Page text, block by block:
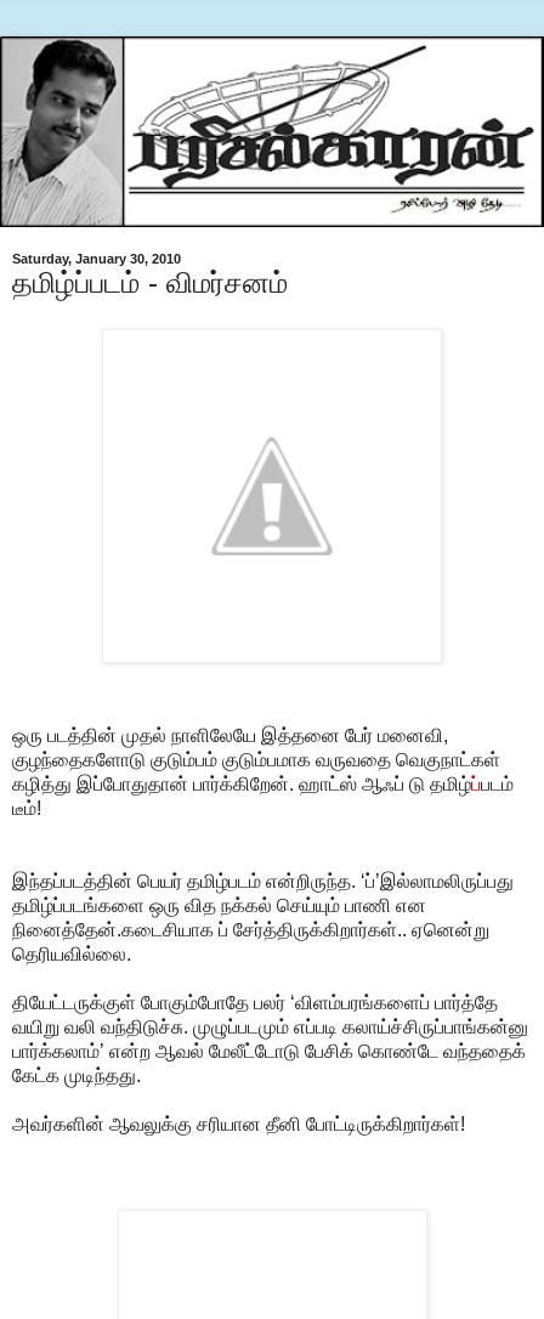
Saturday, January 30, 2010
தமிழ்ப்படம் - விமர்சனம்
ஒரு படத்தின் முதல் நாளிலேயே இத்தனை பேர் மனைவி,
குழந்தைகளோடு குடும்பம் குடும்பமாக வருவதை வெகுநாட்கள்
கழித்து இப்போதுதான் பார்க்கிறேன். ஹாட்ஸ் ஆஃப் டு தமிழ்ப்படம்
டீம்!
இந்தப்படத்தின் பெயர் தமிழ்படம் என்றிருந்த. ‘ப்’இல்லாமலிருப்பது
தமிழ்ப்படங்களை ஒரு வித நக்கல் செய்யும் பாணி என
நினைத்தேன்.கடைசியாக ப் சேர்த்திருக்கிறார்கள்.. ஏனென்று
தெரியவில்லை.
தியேட்டருக்குள் போகும்போதே பலர் ‘விளம்பரங்களைப் பார்த்தே
வயிறு வலி வந்திடுச்சு. முழுப்படமும் எப்படி கலாய்ச்சிருப்பாங்கன்னு
பார்க்கலாம்’ என்ற ஆவல் மேலீட்டோடு பேசிக் கொண்டே வந்ததைக்
கேட்க முடிந்தது.
அவர்களின் ஆவலுக்கு சரியான தீனி போட்டிருக்கிறார்கள்!